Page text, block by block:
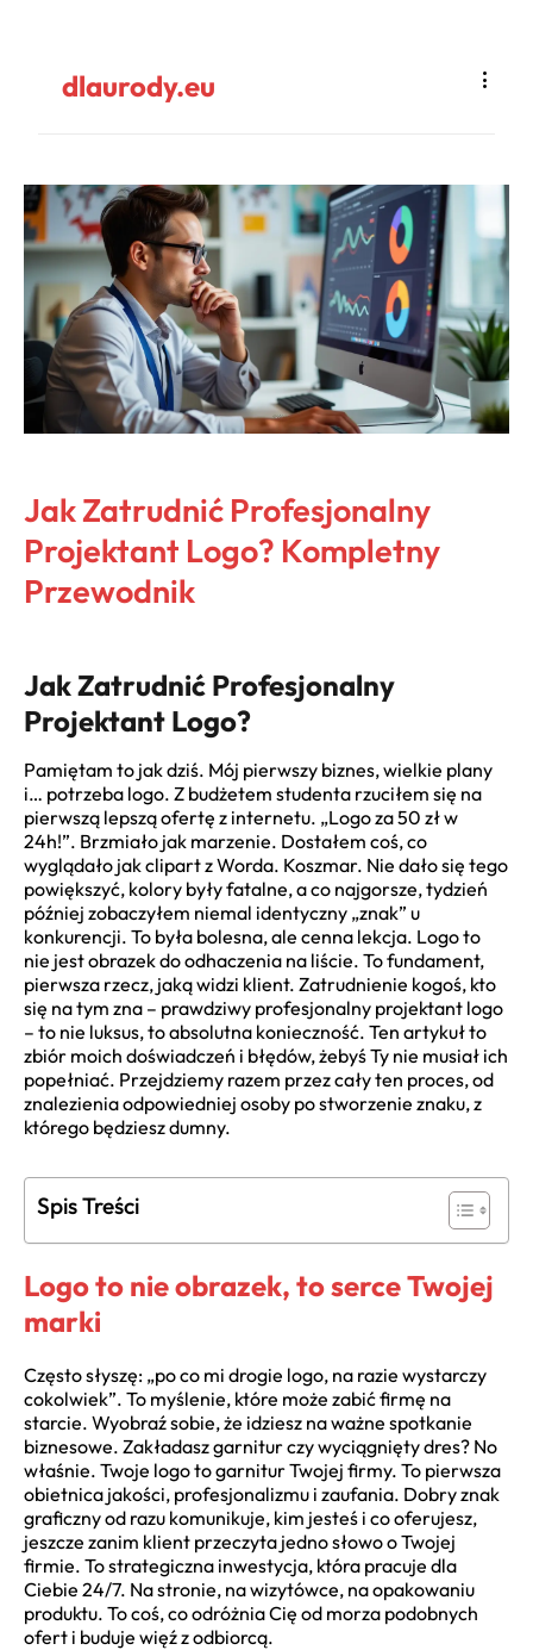
dlaurody.eu
Jak Zatrudnić Profesjonalny
Projektant Logo? Kompletny
Przewodnik
Jak Zatrudnić Profesjonalny
Projektant Logo?
Pamiętam to jak dziś. Mój pierwszy biznes, wielkie plany
i… potrzeba logo. Z budżetem studenta rzuciłem się na
pierwszą lepszą ofertę z internetu. „Logo za 50 zł w
24h!”. Brzmiało jak marzenie. Dostałem coś, co
wyglądało jak clipart z Worda. Koszmar. Nie dało się tego
powiększyć, kolory były fatalne, a co najgorsze, tydzień
później zobaczyłem niemal identyczny „znak” u
konkurencji. To była bolesna, ale cenna lekcja. Logo to
nie jest obrazek do odhaczenia na liście. To fundament,
pierwsza rzecz, jaką widzi klient. Zatrudnienie kogoś, kto
się na tym zna – prawdziwy profesjonalny projektant logo
– to nie luksus, to absolutna konieczność. Ten artykuł to
zbiór moich doświadczeń i błędów, żebyś Ty nie musiał ich
popełniać. Przejdziemy razem przez cały ten proces, od
znalezienia odpowiedniej osoby po stworzenie znaku, z
którego będziesz dumny.
Spis Treści
Logo to nie obrazek, to serce Twojej
marki
Często słyszę: „po co mi drogie logo, na razie wystarczy
cokolwiek”. To myślenie, które może zabić firmę na
starcie. Wyobraź sobie, że idziesz na ważne spotkanie
biznesowe. Zakładasz garnitur czy wyciągnięty dres? No
właśnie. Twoje logo to garnitur Twojej firmy. To pierwsza
obietnica jakości, profesjonalizmu i zaufania. Dobry znak
graficzny od razu komunikuje, kim jesteś i co oferujesz,
jeszcze zanim klient przeczyta jedno słowo o Twojej
firmie. To strategiczna inwestycja, która pracuje dla
Ciebie 24/7. Na stronie, na wizytówce, na opakowaniu
produktu. To coś, co odróżnia Cię od morza podobnych
ofert i buduje więź z odbiorcą.